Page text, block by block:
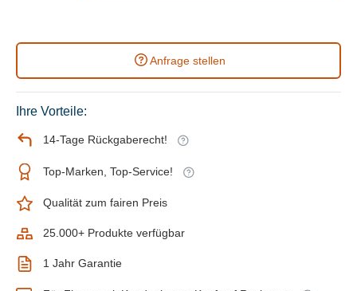
Anfrage stellen
Ihre Vorteile:
14-Tage Rückgaberecht!
Top-Marken, Top-Service!
Qualität zum fairen Preis
25.000+ Produkte verfügbar
1 Jahr Garantie